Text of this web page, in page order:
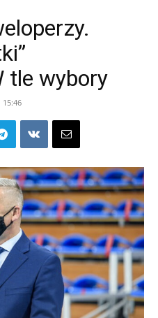
tle wybory
15:46